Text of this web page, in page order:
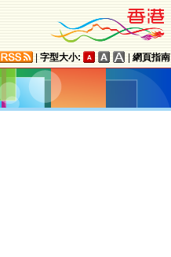
字型大小: 網頁指南